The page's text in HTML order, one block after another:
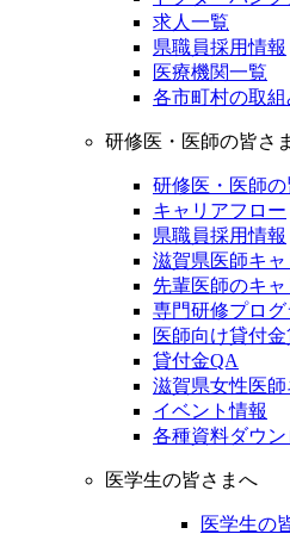
求人一覧
県職員採用情報
医療機関一覧
各市町村の取組
研修医・医師の皆さ
研修医・医師
キャリアフロー
県職員採用情報
滋賀県医師キ
先輩医師のキ
専門研修プロ
医師向け貸付
貸付金QA
滋賀県女性医
イベント情報
各種資料ダウン
医学生の皆さまへ
医学生の